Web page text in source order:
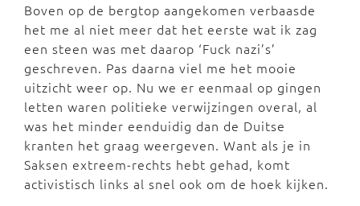
Boven op de bergtop aangekomen verbaasde
het me al niet meer dat het eerste wat ik zag
een steen was met daarop ‘Fuck nazi’s’
geschreven. Pas daarna viel me het mooie
uitzicht weer op. Nu we er eenmaal op gingen
letten waren politieke verwijzingen overal, al
was het minder eenduidig dan de Duitse
kranten het graag weergeven. Want als je in
Saksen extreem-rechts hebt gehad, komt
activistisch links al snel ook om de hoek kijken.